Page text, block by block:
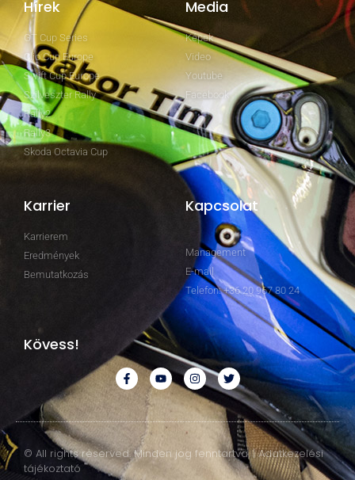
Hírek
GT Cup Series
Clio Cup Europe
Swift Cup Europe
Szilveszter Rally
Rally2
Rally3
Skoda Octavia Cup
Media
Képek
Video
Youtube
Facebook
Karrier
Karrierem
Eredmények
Bemutatkozás
Kapcsolat
Management
E-mail
Telefon: +36 20 967 80 24
Kövess!
© All rights reserved. Minden jog fenntartva. | Adatkezelési
tájékoztató